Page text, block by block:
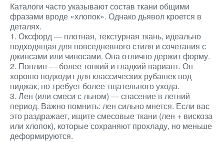
Каталоги часто указывают состав ткани общими
фразами вроде «хлопок». Однако дьявол кроется в
деталях.
1. Оксфорд — плотная, текстурная ткань, идеально
подходящая для повседневного стиля и сочетания с
джинсами или чиносами. Она отлично держит форму.
2. Поплин — более тонкий и гладкий вариант. Он
хорошо подходит для классических рубашек под
пиджак, но требует более тщательного ухода.
3. Лен (или смеси с льном) — спасение в летний
период. Важно помнить: лен сильно мнется. Если вас
это раздражает, ищите смесовые ткани (лен + вискоза
или хлопок), которые сохраняют прохладу, но меньше
деформируются.